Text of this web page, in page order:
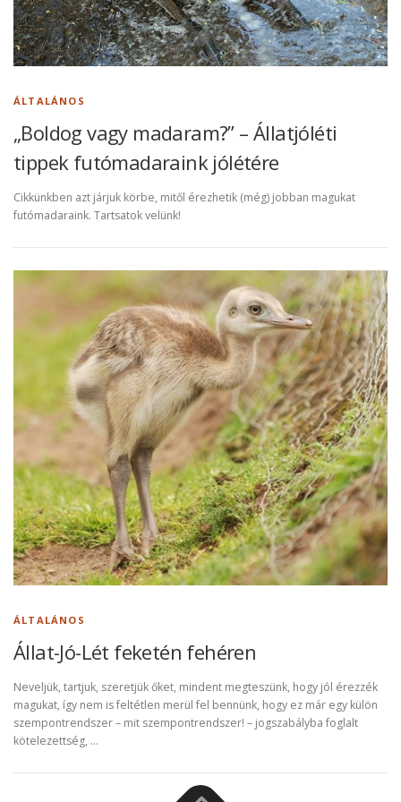
ÁLTALÁNOS
„Boldog vagy madaram?” – Állatjóléti
tippek futómadaraink jólétére
Cikkünkben azt járjuk körbe, mitől érezhetik (még) jobban magukat
futómadaraink. Tartsatok velünk!
ÁLTALÁNOS
Állat-Jó-Lét feketén fehéren
Neveljük, tartjuk, szeretjük őket, mindent megteszünk, hogy jól érezzék
magukat, így nem is feltétlen merül fel bennünk, hogy ez már egy külön
szempontrendszer – mit szempontrendszer! – jogszabályba foglalt
kötelezettség, ...